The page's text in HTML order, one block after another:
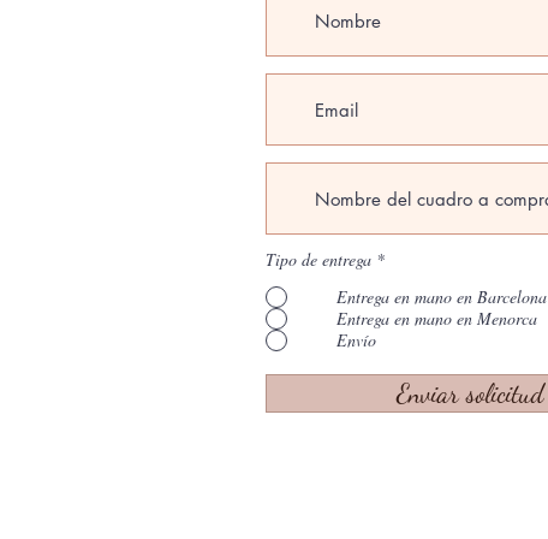
Tipo de entrega *
Entrega en mano en Barcelona
Entrega en mano en Menorca
Envío
Enviar solicitud